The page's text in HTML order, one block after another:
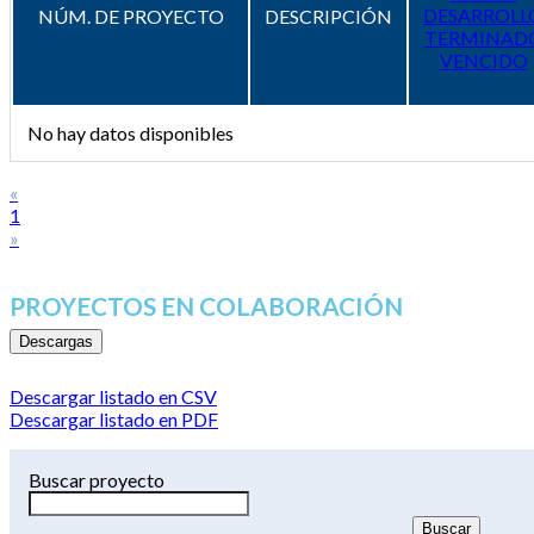
NÚM. DE PROYECTO DESCRIPCIÓN
VENCIDO
No hay datos disponibles
«
1
»
PROYECTOS EN COLABORACIÓN
Descargas
Descargar listado en CSV
Descargar listado en PDF
Buscar proyecto